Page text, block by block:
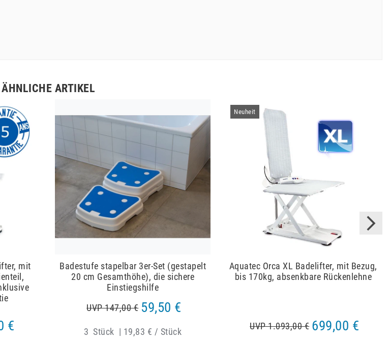
ÄHNLICHE ARTIKEL
mit
€
Badestufe stapelbar 3er-Set (gestapelt
20 cm Gesamthöhe), die sichere
Einstiegshilfe
UVP 147,00 € 59,50 €
3 Stück | 19,83 € / Stück
Neuheit
Aquatec Orca XL Badelifter, mit Bezug,
bis 170kg, absenkbare Rückenlehne
UVP 1.093,00 € 699,00 €